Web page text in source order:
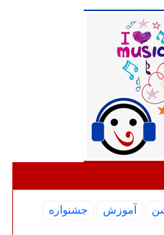
آموزش
جشنواره